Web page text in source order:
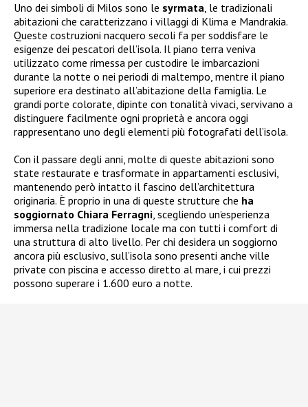
Uno dei simboli di Milos sono le syrmata, le tradizionali
abitazioni che caratterizzano i villaggi di Klima e Mandrakia.
Queste costruzioni nacquero secoli fa per soddisfare le
esigenze dei pescatori dell’isola. Il piano terra veniva
utilizzato come rimessa per custodire le imbarcazioni
durante la notte o nei periodi di maltempo, mentre il piano
superiore era destinato all’abitazione della famiglia. Le
grandi porte colorate, dipinte con tonalità vivaci, servivano a
distinguere facilmente ogni proprietà e ancora oggi
rappresentano uno degli elementi più fotografati dell’isola.
Con il passare degli anni, molte di queste abitazioni sono
state restaurate e trasformate in appartamenti esclusivi,
mantenendo però intatto il fascino dell’architettura
originaria. È proprio in una di queste strutture che ha
soggiornato Chiara Ferragni, scegliendo un’esperienza
immersa nella tradizione locale ma con tutti i comfort di
una struttura di alto livello. Per chi desidera un soggiorno
ancora più esclusivo, sull’isola sono presenti anche ville
private con piscina e accesso diretto al mare, i cui prezzi
possono superare i 1.600 euro a notte.